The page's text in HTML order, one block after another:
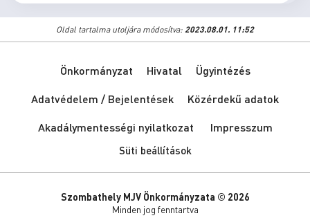
Oldal tartalma utoljára módosítva: 2023.08.01. 11:52
Önkormányzat Hivatal
Ügyintézés
Adatvédelem / Bejelentések
Közérdekű adatok
Akadálymentességi nyilatkozat
Impresszum
Süti beállítások
Szombathely MJV Önkormányzata © 2026
Minden jog fenntartva